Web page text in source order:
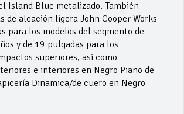
Island Blue metalizado. También
de aleación ligera John Cooper Works
para los modelos del segmento de
y de 19 pulgadas para los
superiores, así como
e interiores en Negro Piano de
Dinamica/de cuero en Negro